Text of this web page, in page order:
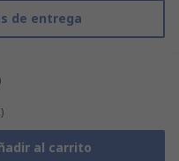
de entrega
al carrito